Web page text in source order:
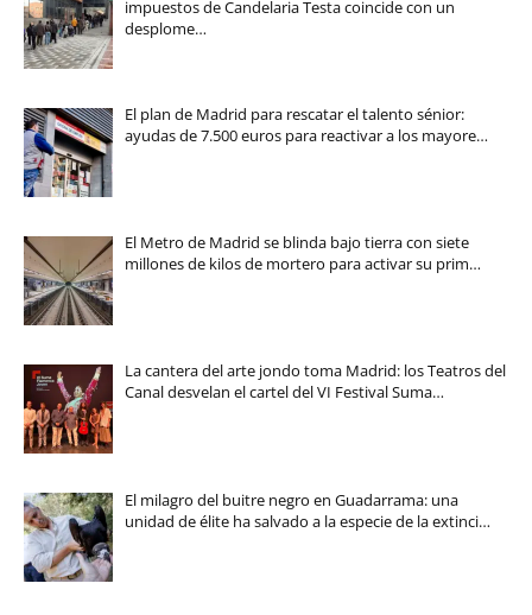
impuestos de Candelaria Testa coincide con un
desplome…
El plan de Madrid para rescatar el talento sénior:
ayudas de 7.500 euros para reactivar a los mayore…
El Metro de Madrid se blinda bajo tierra con siete
millones de kilos de mortero para activar su prim…
La cantera del arte jondo toma Madrid: los Teatros del
Canal desvelan el cartel del VI Festival Suma…
El milagro del buitre negro en Guadarrama: una
unidad de élite ha salvado a la especie de la extinci…